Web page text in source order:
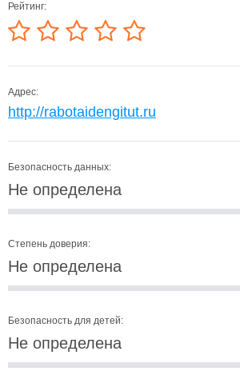
Рейтинг:
Адрес:
http://rabotaidengitut.ru
Безопасность данных:
Не определена
Степень доверия:
Не определена
Безопасность для детей:
Не определена